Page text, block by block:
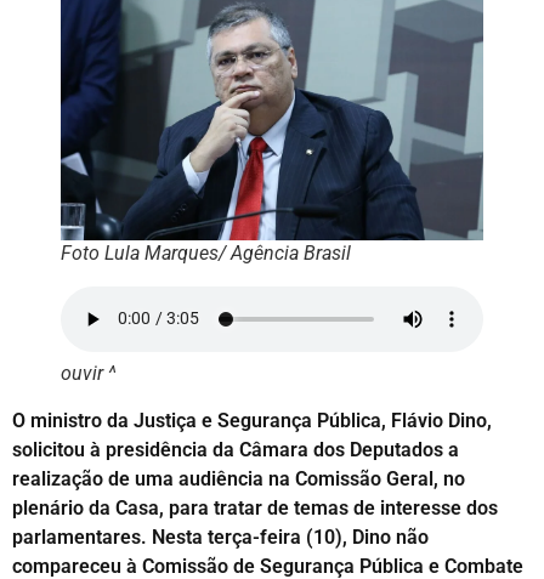
Foto Lula Marques/ Agência Brasil
ouvir ^
O ministro da Justiça e Segurança Pública, Flávio Dino,
solicitou à presidência da Câmara dos Deputados a
realização de uma audiência na Comissão Geral, no
plenário da Casa, para tratar de temas de interesse dos
parlamentares. Nesta terça-feira (10), Dino não
compareceu à Comissão de Segurança Pública e Combate